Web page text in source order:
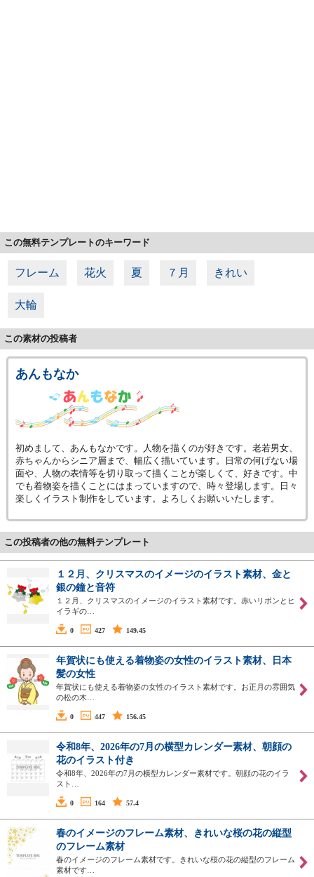
この無料テンプレートのキーワード
フレーム 花火 夏 ７月 きれい
大輪
この素材の投稿者
あんもなか
初めまして、あんもなかです。人物を描くのが好きです。老若男女、
赤ちゃんからシニア層まで、幅広く描いています。日常の何げない場
面や、人物の表情等を切り取って描くことが楽しくて、好きです。中
でも着物姿を描くことにはまっていますので、時々登場します。日々
楽しくイラスト制作をしています。よろしくお願いいたします。
この投稿者の他の無料テンプレート
１２月、クリスマスのイメージのイラスト素材、金と
銀の鐘と音符
１２月、クリスマスのイメージのイラスト素材です。赤いリボンとヒ
イラギの…
0 427 149.45
年賀状にも使える着物姿の女性のイラスト素材、日本
髪の女性
年賀状にも使える着物姿の女性のイラスト素材です。お正月の雰囲気
の松の木…
0 447 156.45
令和8年、2026年の7月の横型カレンダー素材、朝顔の
花のイラスト付き
令和8年、2026年の7月の横型カレンダー素材です。朝顔の花のイラ
スト…
0 164 57.4
春のイメージのフレーム素材、きれいな桜の花の縦型
のフレーム素材
春のイメージのフレーム素材です。きれいな桜の花の縦型のフレーム
素材です…